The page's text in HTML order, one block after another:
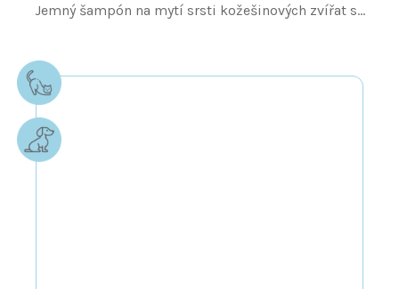
Jemný šampón na mytí srsti kožešinových zvířat s...